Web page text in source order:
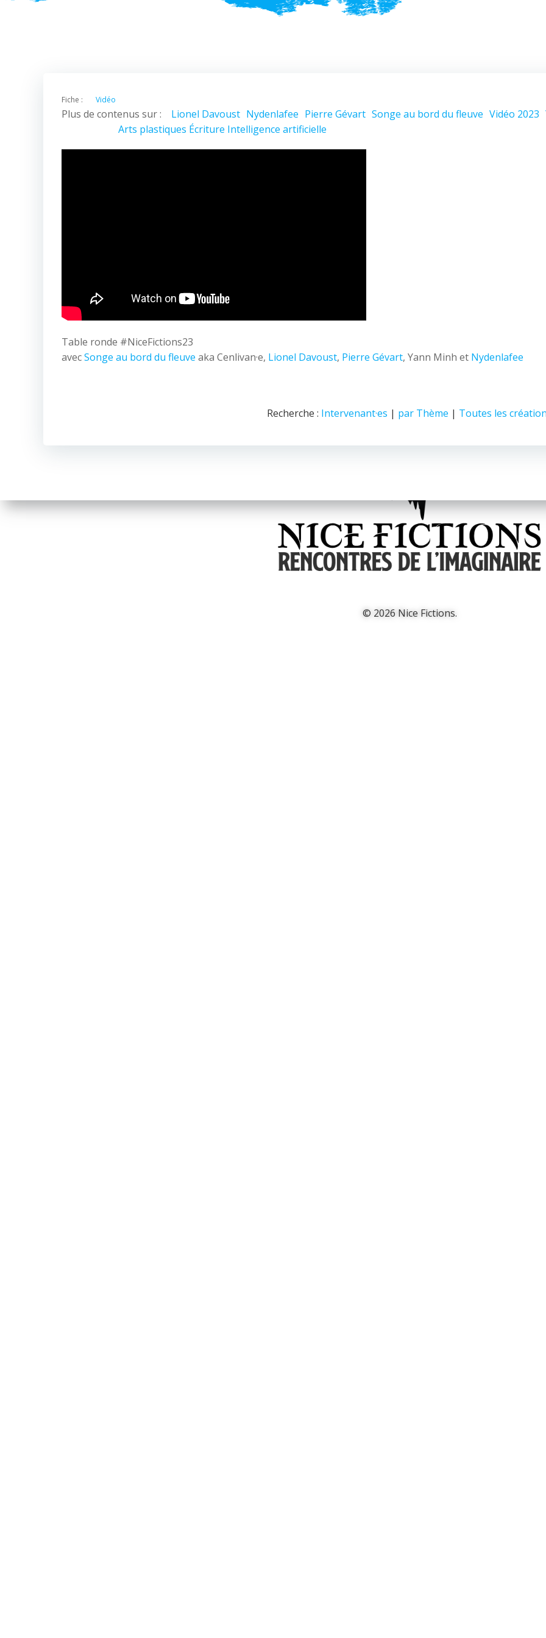
Fiche : Vidéo
Plus de contenus sur : Lionel Davoust Nydenlafee Pierre Gévart Songe au bord du fleuve Vidéo 2023
Arts plastiques Écriture Intelligence artificielle
Table ronde #NiceFictions23
avecSonge au bord du fleuve aka Cenlivan·e, Lionel Davoust, Pierre Gévart, Yann Minh et Nydenlafee
Recherche : Intervenant·es | par Thème | Toutes les
© 2026 Nice Fictions.